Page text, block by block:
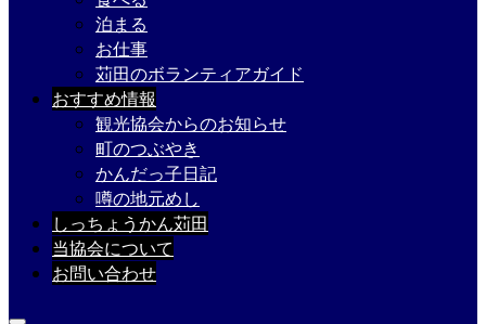
泊まる
お仕事
苅田のボランティアガイド
おすすめ情報
観光協会からのお知らせ
町のつぶやき
かんだっ子日記
噂の地元めし
しっちょうかん苅田
当協会について
お問い合わせ